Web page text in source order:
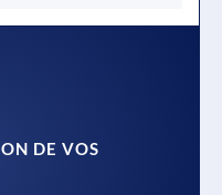
DE VOS